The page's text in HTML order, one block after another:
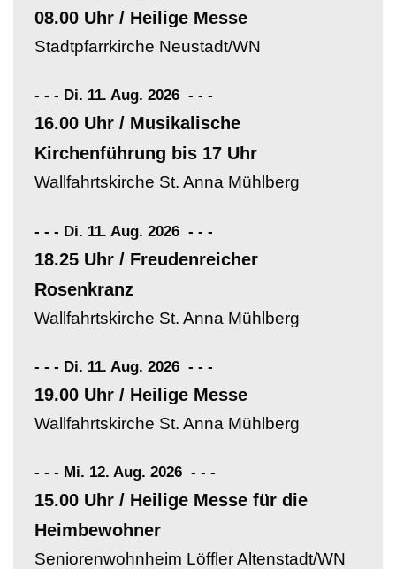
08.00 Uhr / Heilige Messe
Stadtpfarrkirche Neustadt/WN
- - - Di. 11. Aug. 2026 - - -
16.00 Uhr / Musikalische
Kirchenführung bis 17 Uhr
Wallfahrtskirche St. Anna Mühlberg
- - - Di. 11. Aug. 2026 - - -
18.25 Uhr / Freudenreicher
Rosenkranz
Wallfahrtskirche St. Anna Mühlberg
- - - Di. 11. Aug. 2026 - - -
19.00 Uhr / Heilige Messe
Wallfahrtskirche St. Anna Mühlberg
- - - Mi. 12. Aug. 2026 - - -
15.00 Uhr / Heilige Messe für die
Heimbewohner
Seniorenwohnheim Löffler Altenstadt/WN